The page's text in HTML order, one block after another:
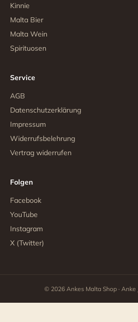
Kinnie
Malta Bier
Malta Wein
Spirituosen
Service
AGB
Datenschutzerklärung
Impressum
Widerrufsbelehrung
Vertrag widerrufen
Folgen
Facebook
YouTube
Instagram
X (Twitter)
© 2026 Ankes Malta Shop · Anke